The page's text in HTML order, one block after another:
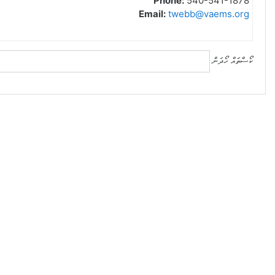
Email: twebb@vaems.org
ކޯސްތައް ހޯދަން